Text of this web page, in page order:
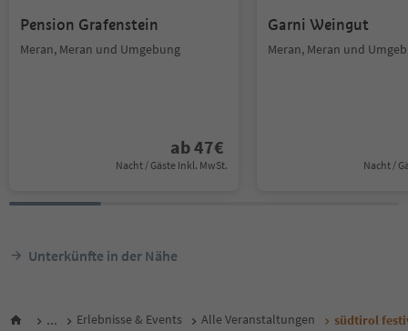
Pension Grafenstein
Meran, Meran und Umgebung
ab47€
Nacht / Gäste Inkl. MwSt.
Garni Weingut
Meran, Meran und
Nacht /
Unterkünfte in der Nähe
... Erlebnisse & Events Alle Veranstaltungen südtirol